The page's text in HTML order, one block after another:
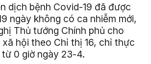
dịch bệnh Covid-19 đã được
ngày không có ca nhiễm mới,
Thủ tướng Chính phủ cho
hội theo Chỉ thị 16, chỉ thực
từ 0 giờ ngày 23-4.